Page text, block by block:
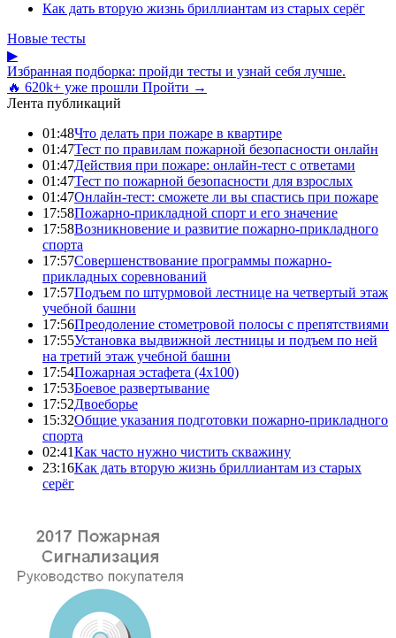
Как дать вторую жизнь бриллиантам из старых серёг
Новые тесты
▶
Избранная подборка: пройди тесты и узнай себя лучше.
🔥 620k+ уже прошли Пройти →
Лента публикаций
01:48Что делать при пожаре в квартире
01:47Тест по правилам пожарной безопасности онлайн
01:47Действия при пожаре: онлайн-тест с ответами
01:47Тест по пожарной безопасности для взрослых
01:47Онлайн-тест: сможете ли вы спастись при пожаре
17:58Пожарно-прикладной спорт и его значение
17:58Возникновение и развитие пожарно-прикладного
спорта
17:57Совершенствование программы пожарно-
прикладных соревнований
17:57Подъем по штурмовой лестнице на четвертый этаж
учебной башни
17:56Преодоление стометровой полосы с препятствиями
17:55Установка выдвижной лестницы и подъем по ней
на третий этаж учебной башни
17:54Пожарная эстафета (4x100)
17:53Боевое развертывание
17:52Двоеборье
15:32Общие указания подготовки пожарно-прикладного
спорта
02:41Как часто нужно чистить скважину
23:16Как дать вторую жизнь бриллиантам из старых
серёг